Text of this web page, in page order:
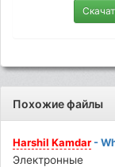
Похожие файлы
Harshil Kamdar -
Электронные